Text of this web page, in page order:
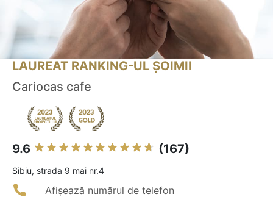
LAUREAT RANKING-UL ȘOIMII
Cariocas cafe
9.6 (167)
Sibiu, strada 9 mai nr.4
Afișează numărul de telefon